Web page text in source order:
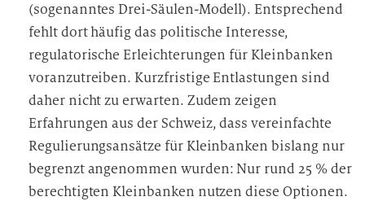
(sogenanntes Drei-Säulen-Modell). Entsprechend
fehlt dort häufig das politische Interesse,
regulatorische Erleichterungen für Kleinbanken
voranzutreiben. Kurzfristige Entlastungen sind
daher nicht zu erwarten. Zudem zeigen
Erfahrungen aus der Schweiz, dass vereinfachte
Regulierungsansätze für Kleinbanken bislang nur
begrenzt angenommen wurden: Nur rund 25 % der
berechtigten Kleinbanken nutzen diese Optionen.